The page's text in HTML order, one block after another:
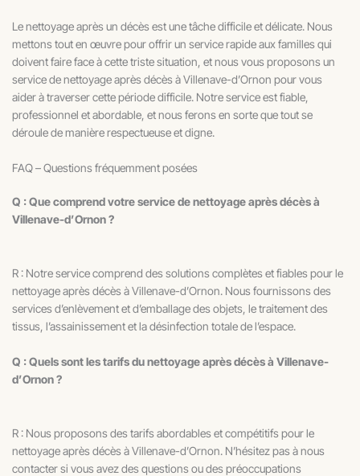
Le nettoyage après un décès est une tâche difficile et délicate. Nous
mettons tout en œuvre pour offrir un service rapide aux familles qui
doivent faire face à cette triste situation, et nous vous proposons un
service de nettoyage après décès à Villenave-d’Ornon pour vous
aider à traverser cette période difficile. Notre service est fiable,
professionnel et abordable, et nous ferons en sorte que tout se
déroule de manière respectueuse et digne.
FAQ – Questions fréquemment posées
Q : Que comprend votre service de nettoyage après décès à
Villenave-d’Ornon ?
R : Notre service comprend des solutions complètes et fiables pour le
nettoyage après décès à Villenave-d’Ornon. Nous fournissons des
services d’enlèvement et d’emballage des objets, le traitement des
tissus, l’assainissement et la désinfection totale de l’espace.
Q : Quels sont les tarifs du nettoyage après décès à Villenave-
d’Ornon ?
R : Nous proposons des tarifs abordables et compétitifs pour le
nettoyage après décès à Villenave-d’Ornon. N’hésitez pas à nous
contacter si vous avez des questions ou des préoccupations